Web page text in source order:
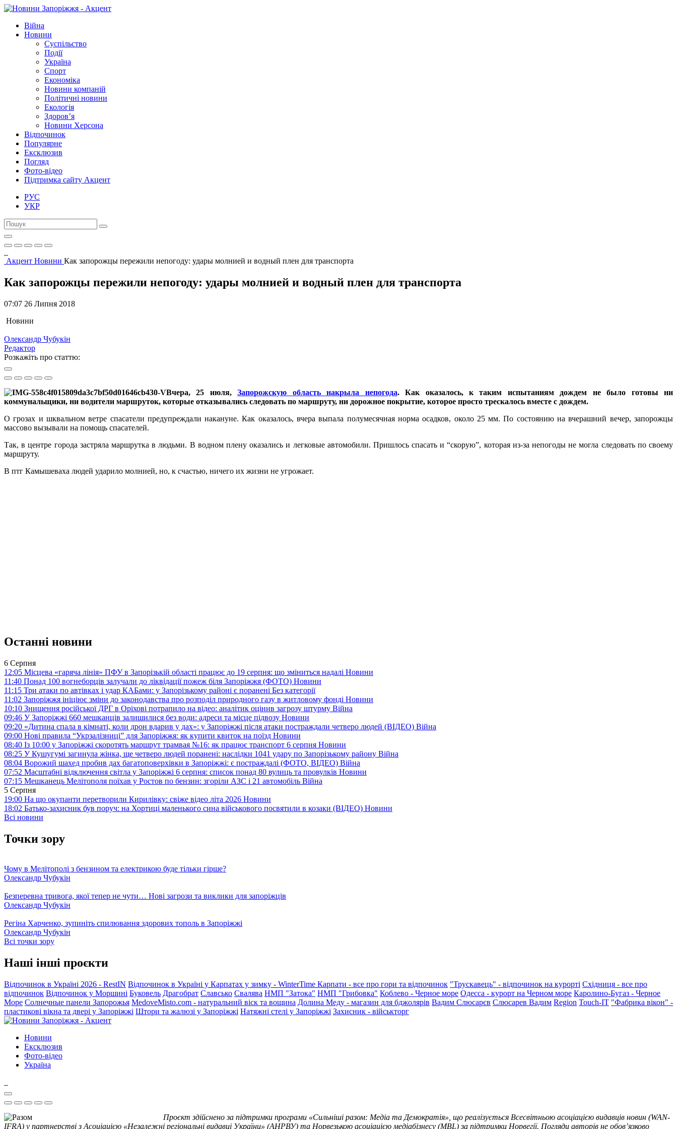
Війна
Новини
Суспільство
Події
Україна
Спорт
Економіка
Новини компаній
Політичні новини
Екологія
Здоров’я
Новини Херсона
Відпочинок
Популярне
Ексклюзив
Погляд
Фото-відео
Підтримка сайту Акцент
РУС
УКР
Акцент Новини Как запорожцы пережили непогоду: удары молнией и водный плен для транспорта
Как запорожцы пережили непогоду: удары молнией и водный плен для транспорта
07:07 26 Липня 2018
Новини
Олександр Чубукін
Редактор
Розкажіть про статтю:
Вчера, 25 июля,Запорожскую область накрыла непогода. Как оказалось, к таким испытаниям дождем не было готовы ни
коммунальщики, ни водители маршруток, которые отказывались следовать по маршруту, ни дорожное покрытие, которое просто трескалось вместе с дождем.
О грозах и шквальном ветре спасатели предупреждали накануне. Как оказалось, вчера выпала полумесячная норма осадков, около 25 мм. По состоянию на вчерашний вечер, запорожцы
массово вызывали на помощь спасателей.
Так, в центре города застряла маршрутка в людьми. В водном плену оказались и легковые автомобили. Пришлось спасать и “скорую”, которая из-за непогоды не могла следовать по своему
маршруту.
В птг Камышеваха людей ударило молнией, но, к счастью, ничего их жизни не угрожает.
Останні новини
6 Серпня
12:05 Місцева «гаряча лінія» ПФУ в Запорізькій області працює до 19 серпня: що зміниться надалі Новини
11:40 Понад 100 вогнеборців залучали до ліквідації пожеж біля Запоріжжя (ФОТО) Новини
11:15 Три атаки по автівках і удар КАБами: у Запорізькому районі є поранені Без категорії
11:02 Запоріжжя ініціює зміни до законодавства про розподіл природного газу в житловому фонді Новини
10:10 Знищення російської ДРГ в Оріхові потрапило на відео: аналітик оцінив загрозу штурму Війна
09:46 У Запоріжжі 660 мешканців залишилися без води: адреси та місце підвозу Новини
09:20 «Дитина спала в кімнаті, коли дрон вдарив у дах»: у Запоріжжі після атаки постраждали четверо людей (ВІДЕО) Війна
09:00 Нові правила “Укрзалізниці” для Запоріжжя: як купити квиток на поїзд Новини
08:40 Із 10:00 у Запоріжжі скоротять маршрут трамвая №16: як працює транспорт 6 серпня Новини
08:25 У Кушугумі загинула жінка, ще четверо людей поранені: наслідки 1041 удару по Запорізькому району Війна
08:04 Ворожий шахед пробив дах багатоповерхівки в Запоріжжі: є постраждалі (ФОТО, ВІДЕО) Війна
07:52 Масштабні відключення світла у Запоріжжі 6 серпня: список понад 80 вулиць та провулків Новини
07:15 Мешканець Мелітополя поїхав у Ростов по бензин: згоріли АЗС і 21 автомобіль Війна
5 Серпня
19:00 На що окупанти перетворили Кирилівку: свіже відео літа 2026 Новини
18:02 Батько-захисник був поруч: на Хортиці маленького сина військового посвятили в козаки (ВІДЕО) Новини
Всі новини
Точки зору
Чому в Мелітополі з бензином та електрикою буде тільки гірше?
Олександр Чубукін
Безперевна тривога, якої тепер не чути… Нові загрози та виклики для запоріжців
Олександр Чубукін
Регіна Харченко, зупиніть спилювання здорових тополь в Запоріжжі
Олександр Чубукін
Всі точки зору
Наші інші проєкти
Відпочинок в Україні 2026 - RestIN Відпочинок в Україні у Карпатах у зимку - WinterTime Карпати - все про гори та відпочинок "Трускавець" - відпочинок на курорті Східниця - все про
відпочинок Відпочинок у Моршині Буковель Драгобрат Славсько Свалява НМП "Затока" НМП "Грибовка" Коблево - Черное море Одесса - курорт на Черном море Каролино-Бугаз - Черное
Море Солнечные панели Запорожья MedoveMisto.com - натуральний віск та вощина Долина Меду - магазин для бджолярів Вадим Слюсарєв Слюсарев Вадим Region Touch-IT "Фабрика вікон" -
пластикові вікна та двері у Запоріжжі Штори та жалюзі у Запоріжжі Натяжні стелі у Запоріжжі Захисник - військторг
Новини
Ексклюзив
Фото-відео
Україна
Проєкт здійснено за підтримки програми «Сильніші разом: Медіа та Демократія», що реалізується Всесвітньою асоціацією видавців новин (WAN-
IFRA) у партнерстві з Асоціацією «Незалежні регіональні видавці України» (АНРВУ) та Норвезькою асоціацією медіабізнесу (MBL) за підтримки Норвегії. Погляди авторів не обов’язково